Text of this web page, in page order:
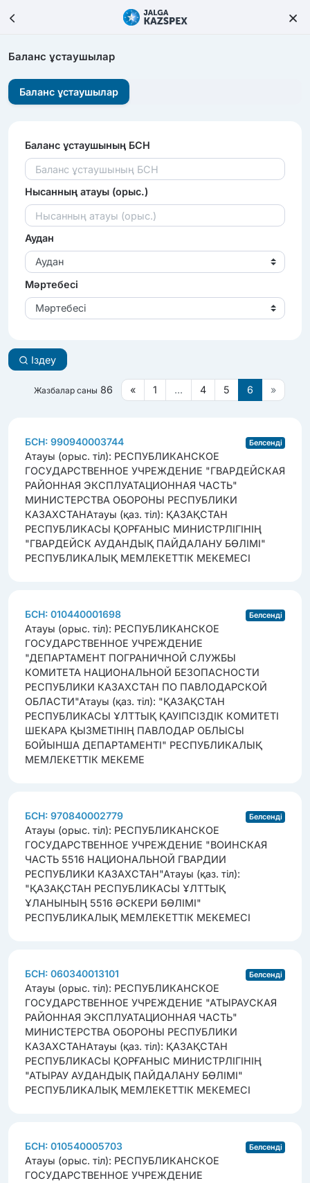
Баланс ұстаушылар
Баланс ұстаушылар
Баланс ұстаушының БСН
Нысанның атауы (орыс.)
Аудан
Аудан
Мәртебесі
Мәртебесі
Іздеу
Жазбалар саны 86 « 1 ... 4 5 6 »
Белсенді
БСН: 990940003744
Атауы (орыс. тіл): РЕСПУБЛИКАНСКОЕ
ГОСУДАРСТВЕННОЕ УЧРЕЖДЕНИЕ "ГВАРДЕЙСКАЯ
РАЙОННАЯ ЭКСПЛУАТАЦИОННАЯ ЧАСТЬ"
МИНИСТЕРСТВА ОБОРОНЫ РЕСПУБЛИКИ
КАЗАХСТАНАтауы (қаз. тіл): ҚАЗАҚСТАН
РЕСПУБЛИКАСЫ ҚОРҒАНЫС МИНИСТРЛІГІНІҢ
"ГВАРДЕЙСК АУДАНДЫҚ ПАЙДАЛАНУ БӨЛІМІ"
РЕСПУБЛИКАЛЫҚ МЕМЛЕКЕТТІК МЕКЕМЕСІ
Белсенді
БСН: 010440001698
Атауы (орыс. тіл): РЕСПУБЛИКАНСКОЕ
ГОСУДАРСТВЕННОЕ УЧРЕЖДЕНИЕ
"ДЕПАРТАМЕНТ ПОГРАНИЧНОЙ СЛУЖБЫ
КОМИТЕТА НАЦИОНАЛЬНОЙ БЕЗОПАСНОСТИ
РЕСПУБЛИКИ КАЗАХСТАН ПО ПАВЛОДАРСКОЙ
ОБЛАСТИ"Атауы (қаз. тіл): "ҚАЗАҚСТАН
РЕСПУБЛИКАСЫ ҰЛТТЫҚ ҚАУІПСІЗДІК КОМИТЕТІ
ШЕКАРА ҚЫЗМЕТІНІҢ ПАВЛОДАР ОБЛЫСЫ
БОЙЫНША ДЕПАРТАМЕНТІ" РЕСПУБЛИКАЛЫҚ
МЕМЛЕКЕТТІК МЕКЕМЕ
Белсенді
БСН: 970840002779
Атауы (орыс. тіл): РЕСПУБЛИКАНСКОЕ
ГОСУДАРСТВЕННОЕ УЧРЕЖДЕНИЕ "ВОИНСКАЯ
ЧАСТЬ 5516 НАЦИОНАЛЬНОЙ ГВАРДИИ
РЕСПУБЛИКИ КАЗАХСТАН"Атауы (қаз. тіл):
"ҚАЗАҚСТАН РЕСПУБЛИКАСЫ ҰЛТТЫҚ
ҰЛАНЫНЫҢ 5516 ӘСКЕРИ БӨЛІМІ"
РЕСПУБЛИКАЛЫҚ МЕМЛЕКЕТТІК МЕКЕМЕСІ
Белсенді
БСН: 060340013101
Атауы (орыс. тіл): РЕСПУБЛИКАНСКОЕ
ГОСУДАРСТВЕННОЕ УЧРЕЖДЕНИЕ "АТЫРАУСКАЯ
РАЙОННАЯ ЭКСПЛУАТАЦИОННАЯ ЧАСТЬ"
МИНИСТЕРСТВА ОБОРОНЫ РЕСПУБЛИКИ
КАЗАХСТАНАтауы (қаз. тіл): ҚАЗАҚСТАН
РЕСПУБЛИКАСЫ ҚОРҒАНЫС МИНИСТРЛІГІНІҢ
"АТЫРАУ АУДАНДЫҚ ПАЙДАЛАНУ БӨЛІМІ"
РЕСПУБЛИКАЛЫҚ МЕМЛЕКЕТТІК МЕКЕМЕСІ
Белсенді
БСН: 010540005703
Атауы (орыс. тіл): РЕСПУБЛИКАНСКОЕ
ГОСУДАРСТВЕННОЕ УЧРЕЖДЕНИЕ